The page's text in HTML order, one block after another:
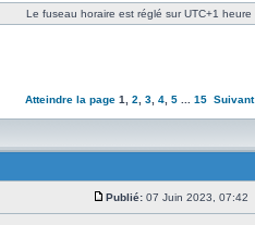
Le fuseau horaire est réglé sur UTC+1 heure
Atteindre la page 1 2 3, 4, 5... 15 Suivant
Publié:07 Juin 2023, 07:42